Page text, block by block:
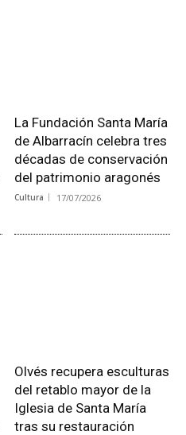
La Fundación Santa María
de Albarracín celebra tres
décadas de conservación
del patrimonio aragonés
Cultura 17/07/2026
Olvés recupera esculturas
del retablo mayor de la
Iglesia de Santa María
tras su restauración